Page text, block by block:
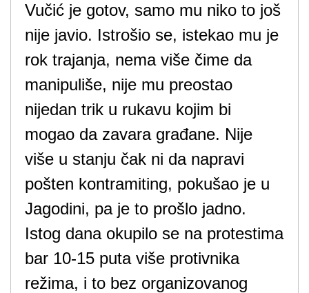
Vučić je gotov, samo mu niko to još
nije javio. Istrošio se, istekao mu je
rok trajanja, nema više čime da
manipuliše, nije mu preostao
nijedan trik u rukavu kojim bi
mogao da zavara građane. Nije
više u stanju čak ni da napravi
pošten kontramiting, pokušao je u
Jagodini, pa je to prošlo jadno.
Istog dana okupilo se na protestima
bar 10-15 puta više protivnika
režima, i to bez organizovanog